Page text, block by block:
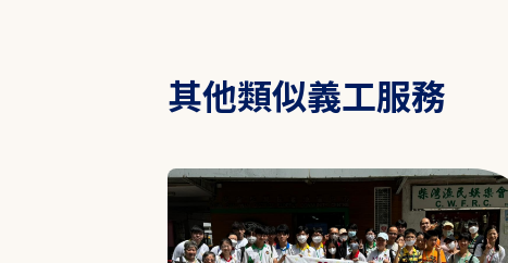
其他類似義工服務